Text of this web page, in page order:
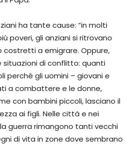
ha tante cause: “in molti
poveri, gli anziani si ritrovano
costretti a emigrare. Oppure,
situazioni di conflitto: quanti
perché gli uomini – giovani e
a combattere e le donne,
con bambini piccoli, lasciano il
ai figli. Nelle città e nei
guerra rimangono tanti vecchi
di vita in zone dove sembrano